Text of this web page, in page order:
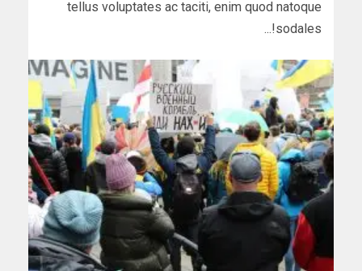
tellus voluptates ac taciti, enim quod natoque
sodales!...